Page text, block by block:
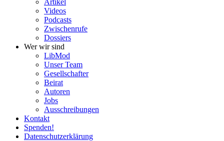
Artikel
Videos
Podcasts
Zwischenrufe
Dossiers
Wer wir sind
LibMod
Unser Team
Gesell­schafter
Beirat
Autoren
Jobs
Ausschrei­bungen
Kontakt
Spenden!
Daten­schutz­er­klärung